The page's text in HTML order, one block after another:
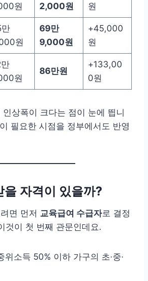
원
2,000원
원
원
69만
9,000원
+45,000
원
원
86만원
+133,00
0원
상폭이 크다는 점이 눈에 띕니
필요한 시점을 정부에서도 반영
을 자격이 있을까?
면 먼저 교육급여 수급자로 결정
것이 첫 번째 관문인데요.
위소득 50% 이하 가구의 초·중·